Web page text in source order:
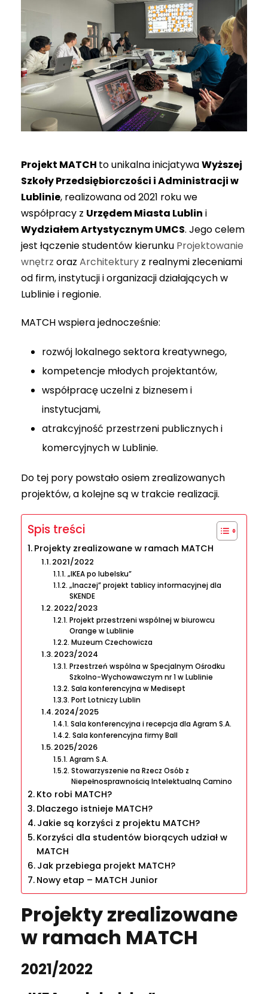
Projekt MATCH to unikalna inicjatywaWyższej
Szkoły Przedsiębiorczości i Administracji w
Lublinie, realizowana od 2021 roku we
współpracy z Urzędem Miasta Lublin i
Wydziałem Artystycznym UMCS. Jego celem
jest łączenie studentów kierunku Projektowanie
wnętrz oraz Architektury z realnymi zleceniami
od firm, instytucji i organizacji działających w
Lublinie i regionie.
MATCH wspiera jednocześnie:
rozwój lokalnego sektora kreatywnego,
kompetencje młodych projektantów,
współpracę uczelni z biznesem i
instytucjami,
atrakcyjność przestrzeni publicznych i
komercyjnych w Lublinie.
Do tej pory powstało osiem zrealizowanych
projektów, a kolejne są w trakcie realizacji.
Spis treści
Projekty zrealizowane w ramach MATCH
2021/2022
„IKEA po lubelsku”
„Inaczej” projekt tablicy informacyjnej dla
SKENDE
2022/2023
Projekt przestrzeni wspólnej w biurowcu
Orange w Lublinie
Muzeum Czechowicza
2023/2024
Przestrzeń wspólna w Specjalnym Ośrodku
Szkolno-Wychowawczym nr 1 w Lublinie
Sala konferencyjna w Medisept
Port Lotniczy Lublin
2024/2025
Sala konferencyjna i recepcja dla Agram S.A.
Sala konferencyjna firmy Ball
2025/2026
Agram S.A.
Stowarzyszenie na Rzecz Osób z
Niepełnosprawnością Intelektualną Camino
Kto robi MATCH?
Dlaczego istnieje MATCH?
Jakie są korzyści z projektu MATCH?
Korzyści dla studentów biorących udział w
MATCH
Jak przebiega projekt MATCH?
Nowy etap – MATCH Junior
Projekty zrealizowane
w ramach MATCH
2021/2022